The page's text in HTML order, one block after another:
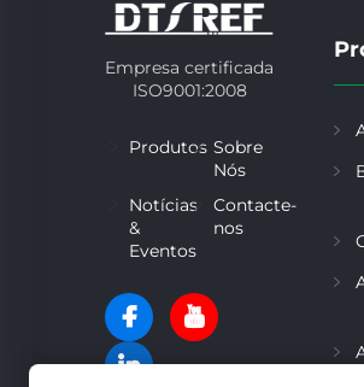
Empresa certificada
ISO9001:2008
Produtos Sobre
Nós
Notícias
&
Eventos
Contacte-
nos